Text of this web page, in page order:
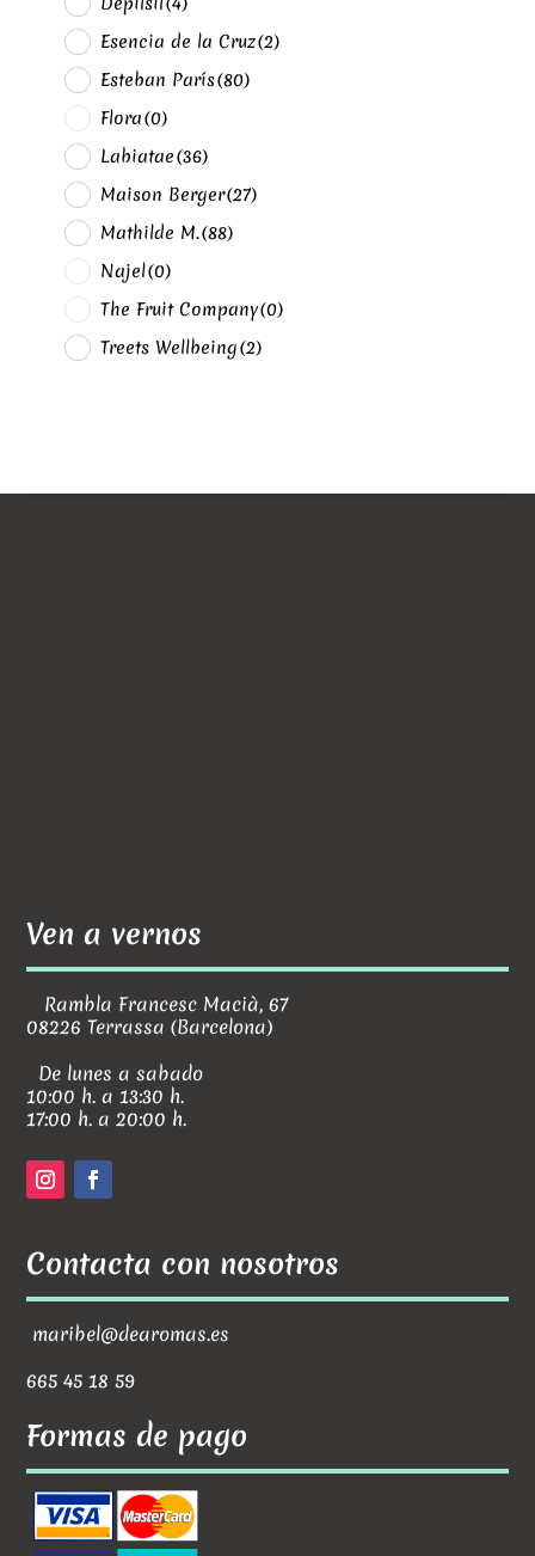
Esencia de la Cruz(2)
Esteban París(80)
Flora(0)
Labiatae(36)
Maison Berger(27)
Mathilde M.(88)
Najel(0)
The Fruit Company(0)
Treets Wellbeing(2)
Ven a vernos
Rambla Francesc Macià, 67
08226 Terrassa (Barcelona)
De lunes a sabado
10:00 h. a 13:30 h.
17:00 h. a 20:00 h.
Contacta con nosotros
maribel@dearomas.es
665 45 18 59
Formas de pago